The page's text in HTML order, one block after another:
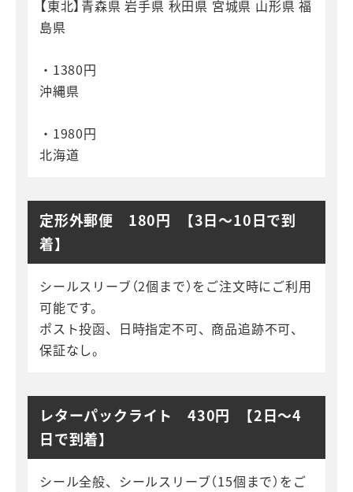
【東北】青森県 岩手県 秋田県 宮城県 山形県 福
島県
・1380円
沖縄県
・1980円
北海道
定形外郵便 180円 【3日～10日で到
着】
シールスリーブ（2個まで）をご注文時にご利用
可能です。
ポスト投函、日時指定不可、商品追跡不可、
保証なし。
レターパックライト 430円 【2日～4
日で到着】
シール全般、シールスリーブ（15個まで）をご